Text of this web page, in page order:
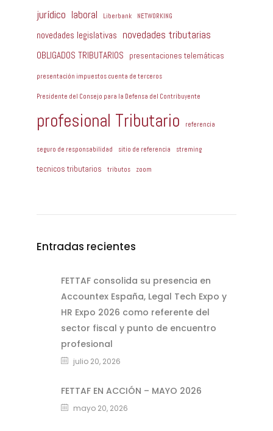
jurídico laboral Liberbank NETWORKING
novedades legislativas novedades tributarias
OBLIGADOS TRIBUTARIOS presentaciones telemáticas
presentación impuestos cuenta de terceros
Presidente del Consejo para la Defensa del Contribuyente
profesional Tributario referencia
seguro de responsabilidad sitio de referencia streming
tecnicos tributarios tributos zoom
Entradas recientes
FETTAF consolida su presencia en
Accountex España, Legal Tech Expo y
HR Expo 2026 como referente del
sector fiscal y punto de encuentro
profesional
julio 20, 2026
FETTAF EN ACCIÓN – MAYO 2026
mayo 20, 2026